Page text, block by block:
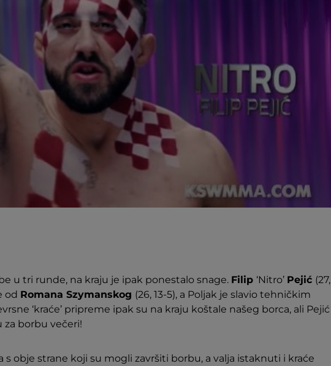
u tri runde, na kraju je ipak ponestalo snage. Filip ‘Nitro’ Pejić (27,
od Romana Szymanskog (26, 13-5), a Poljak je slavio tehničkim
‘kraće’ pripreme ipak su na kraju koštale našeg borca, ali Pejić
za borbu večeri!
s obje strane koji su mogli završiti borbu, a valja istaknuti i kraće